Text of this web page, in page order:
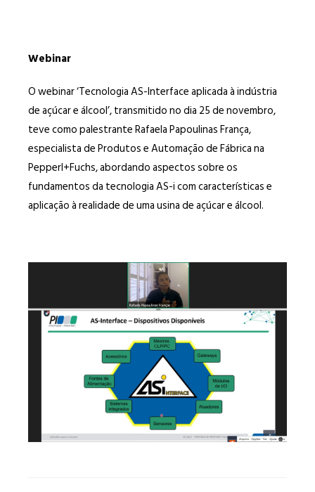
Webinar
O webinar ‘Tecnologia AS-Interface aplicada à indústria
de açúcar e álcool’, transmitido no dia 25 de novembro,
teve como palestrante Rafaela Papoulinas França,
especialista de Produtos e Automação de Fábrica na
Pepperl+Fuchs, abordando aspectos sobre os
fundamentos da tecnologia AS-i com características e
aplicação à realidade de uma usina de açúcar e álcool.